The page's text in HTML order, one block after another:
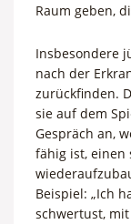
Raum geben,
Insbesondere
nach der
zurückfinden.
sie auf dem
Gespräch an,
fähig ist,
Beispiel: „Ich
schwertust,